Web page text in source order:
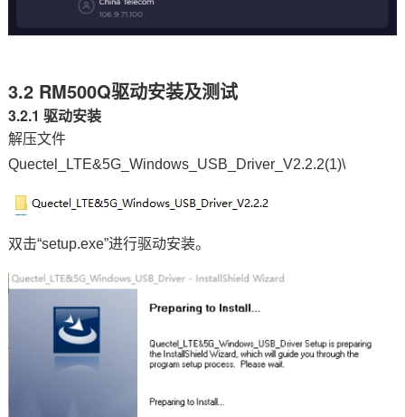
3.2 RM500Q驱动安装及测试
3.2.1 驱动安装
解压文件
Quectel_LTE&5G_Windows_USB_Driver_V2.2.2(1)\
双击“setup.exe”进行驱动安装。